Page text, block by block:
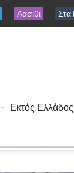
Λασίθι Στα
Εκτός Ελλάδος